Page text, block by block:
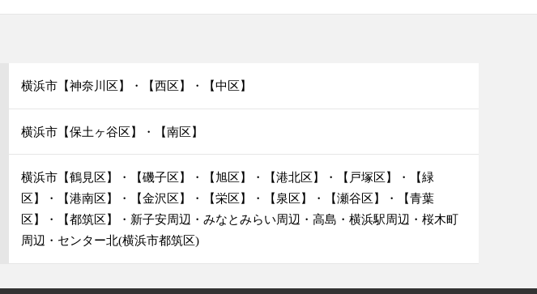
横浜市【神奈川区】・【西区】・【中区】
横浜市【保土ヶ谷区】・【南区】
横浜市【鶴見区】・【磯子区】・【旭区】・【港北区】・【戸塚区】・【緑
区】・【港南区】・【金沢区】・【栄区】・【泉区】・【瀬谷区】・【青葉
区】・【都筑区】・新子安周辺・みなとみらい周辺・高島・横浜駅周辺・桜木町
周辺・センター北(横浜市都筑区)